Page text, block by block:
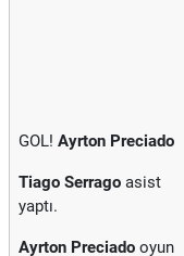
GOL! Ayrton Preciado
Tiago Serrago asist
yaptı.
Ayrton Preciado oyun